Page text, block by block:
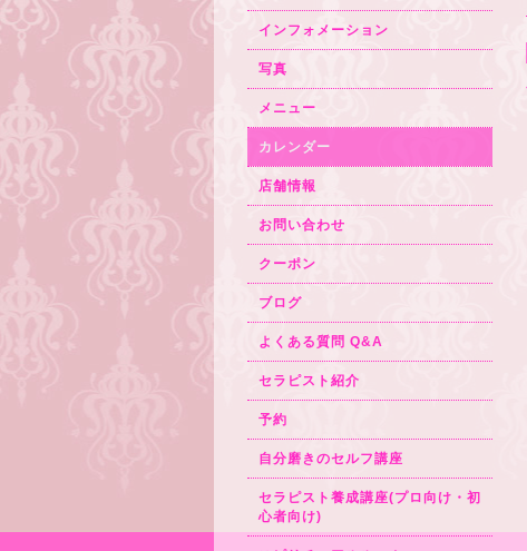
インフォメーション
写真
メニュー
カレンダー
店舗情報
お問い合わせ
クーポン
ブログ
よくある質問 Q&A
セラピスト紹介
予約
自分磨きのセルフ講座
セラピスト養成講座(プロ向け・初
心者向け)